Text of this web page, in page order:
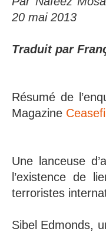
20 mai 2013
Traduit par
Résumé de
Magazine
Une lanceuse
l’existence de
terroristes
Sibel Edmonds,